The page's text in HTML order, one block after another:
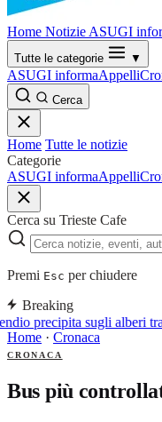
Home Notizie ASUGI
Tutte le categorie ▼
ASUGI informaAppelli
Cerca
Home Tutte le notizie
Categorie
ASUGI informaAppelli
Cerca su Trieste Cafe
Premi Esc per chiudere
Breaking
precipita sugli alberi tra
Home · Cronaca
CRONACA
Bus più